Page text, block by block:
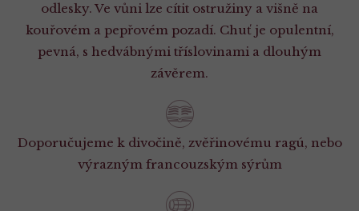
odlesky. Ve vůni lze cítit ostružiny a višně na
kouřovém a pepřovém pozadí. Chuť je opulentní,
pevná, s hedvábnými tříslovinami a dlouhým
závěrem.
Doporučujeme k divočině, zvěřinovému ragú, nebo
výrazným francouzským sýrům